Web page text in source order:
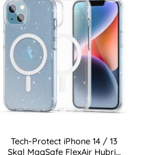
Tech-Protect iPhone 14 / 13
Skal MagSafe FlexAir Hybrid